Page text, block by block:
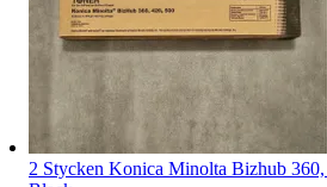
2 Stycken Konica Minolta Bizhub